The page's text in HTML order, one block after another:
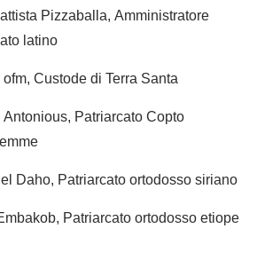
Pizzaballa, Amministratore
latino
Custode di Terra Santa
Patriarcato Copto
Daho, Patriarcato ortodosso siriano
Patriarcato ortodosso etiope